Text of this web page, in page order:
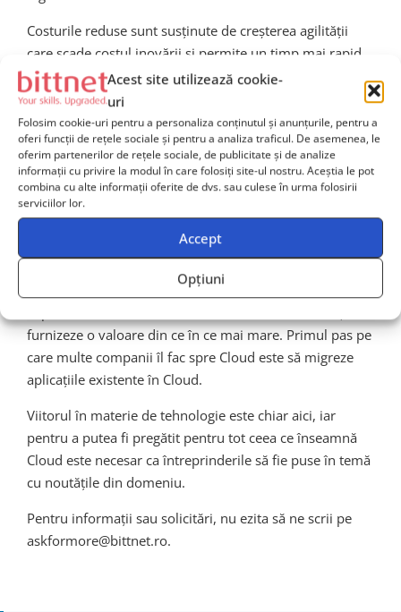
Acest site utilizează cookie-
uri
Folosim cookie-uri pentru a personaliza conținutul și anunțurile, pentru a
oferi funcții de rețele sociale și pentru a analiza traficul. De asemenea, le
oferim partenerilor de rețele sociale, de publicitate și de analize
informații cu privire la modul în care folosiți site-ul nostru. Aceștia le pot
combina cu alte informații oferite de dvs. sau culese în urma folosirii
serviciilor lor.
Accept
Opțiuni
Costurile reduse sunt susținute de creșterea agilității
care scade costul inovării și permite un timp mai rapid
de introducere pe piață. Performanța și fiabilitatea, dar
și acoperirea globală permit echipelor mici de
development să se dezvolte la nivel grobal.
Aceste tehnologii sunt disponibile numai în Cloud sau
sunt scumpe pentru achiziționarea individuală. În plus,
concurența dintre principalii furnizori de Cloud
determină un val de inovație mare în Cloud. Noi
caracteristici și servicii sunt adăugate săptămânal sau
pentru afaceri, permițându-le acestora să
furnizeze o valoare din ce în ce mai mare. Primul pas pe
care multe companii îl fac spre Cloud este să migreze
aplicațiile existente în Cloud.
Viitorul în materie de tehnologie este chiar aici, iar
pentru a putea fi pregătit pentru tot ceea ce înseamnă
Cloud este necesar ca întreprinderile să fie puse în temă
cu noutățile din domeniu.
Pentru informații sau solicitări, nu ezita să ne scrii pe
askformore@bittnet.ro.